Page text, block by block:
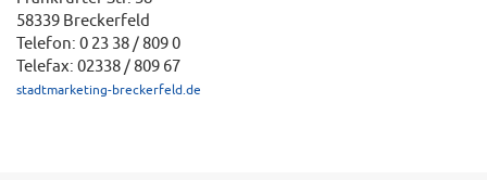
58339 Breckerfeld
Telefon: 0 23 38 / 809 0
Telefax: 02338 / 809 67
stadtmarketing-breckerfeld.de